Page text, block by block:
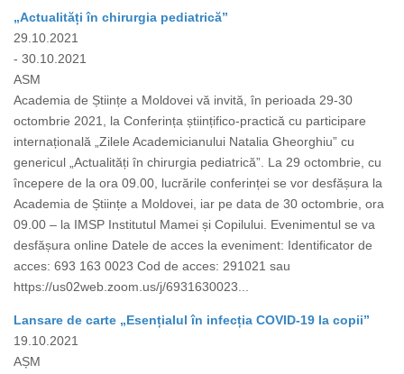
„Actualități în chirurgia pediatrică”
29.10.2021
- 30.10.2021
ASM
Academia de Științe a Moldovei vă invită, în perioada 29-30
octombrie 2021, la Conferința științifico-practică cu participare
internațională „Zilele Academicianului Natalia Gheorghiu” cu
genericul „Actualități în chirurgia pediatrică”. La 29 octombrie, cu
începere de la ora 09.00, lucrările conferinței se vor desfășura la
Academia de Științe a Moldovei, iar pe data de 30 octombrie, ora
09.00 – la IMSP Institutul Mamei și Copilului. Evenimentul se va
desfășura online Datele de acces la eveniment: Identificator de
acces: 693 163 0023 Cod de acces: 291021 sau
https://us02web.zoom.us/j/6931630023...
Lansare de carte „Esențialul în infecția COVID-19 la copii”
19.10.2021
AȘM